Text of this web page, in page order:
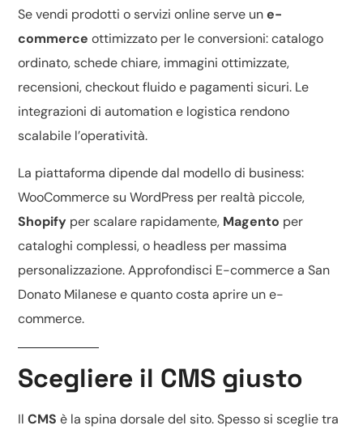
Se vendi prodotti o servizi online serve une-
commerce ottimizzato per le conversioni: catalogo
ordinato, schede chiare, immagini ottimizzate,
recensioni, checkout fluido e pagamenti sicuri. Le
integrazioni di automation e logistica rendono
scalabile l’operatività.
La piattaforma dipende dal modello di business:
WooCommerce su WordPress per realtà piccole,
Shopify per scalare rapidamente, Magento per
cataloghi complessi, o headless per massima
personalizzazione. Approfondisci E-commerce a San
Donato Milaneseequanto costa aprire un e-
commerce.
Scegliere il CMS giusto
IlCMS è la spina dorsale del sito. Spesso si sceglie tra